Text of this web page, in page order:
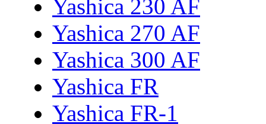
Yashica 230 AF
Yashica 270 AF
Yashica 300 AF
Yashica FR
Yashica FR-1